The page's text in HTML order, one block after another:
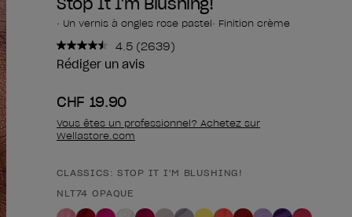
• Un vernis à ongles rose pastel• Finition crème
4.5 Lire
2639
même
(2639)
Rédiger un avis
CHF 19.90
Vous êtes un professionnel? Achetez sur
Wellastore.com
Forme du produit
CLASSICS: STOP IT I'M BLUSHING!
NLT74 OPAQUE